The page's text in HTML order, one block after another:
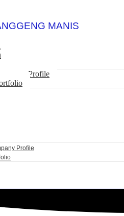
MANIS
Profile
Profile